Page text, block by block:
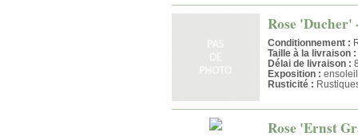
Rose 'Ducher'
Conditionnement :
Taille à la livraison :
Délai de livraison :
Exposition :
Rusticité :
Rose 'Ernst